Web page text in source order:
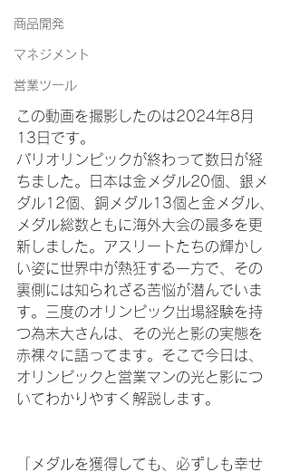
商品開発
マネジメント
営業ツール
この動画を撮影したのは2024年8月
13日です。
パリオリンピックが終わって数日が経
ちました。日本は金メダル20個、銀メ
ダル12個、銅メダル13個と金メダル、
メダル総数ともに海外大会の最多を更
新しました。アスリートたちの輝かし
い姿に世界中が熱狂する一方で、その
裏側には知られざる苦悩が潜んでいま
す。三度のオリンピック出場経験を持
つ為末大さんは、その光と影の実態を
赤裸々に語ってます。そこで今日は、
オリンピックと営業マンの光と影につ
いてわかりやすく解説します。
「メダルを獲得しても、必ずしも幸せ